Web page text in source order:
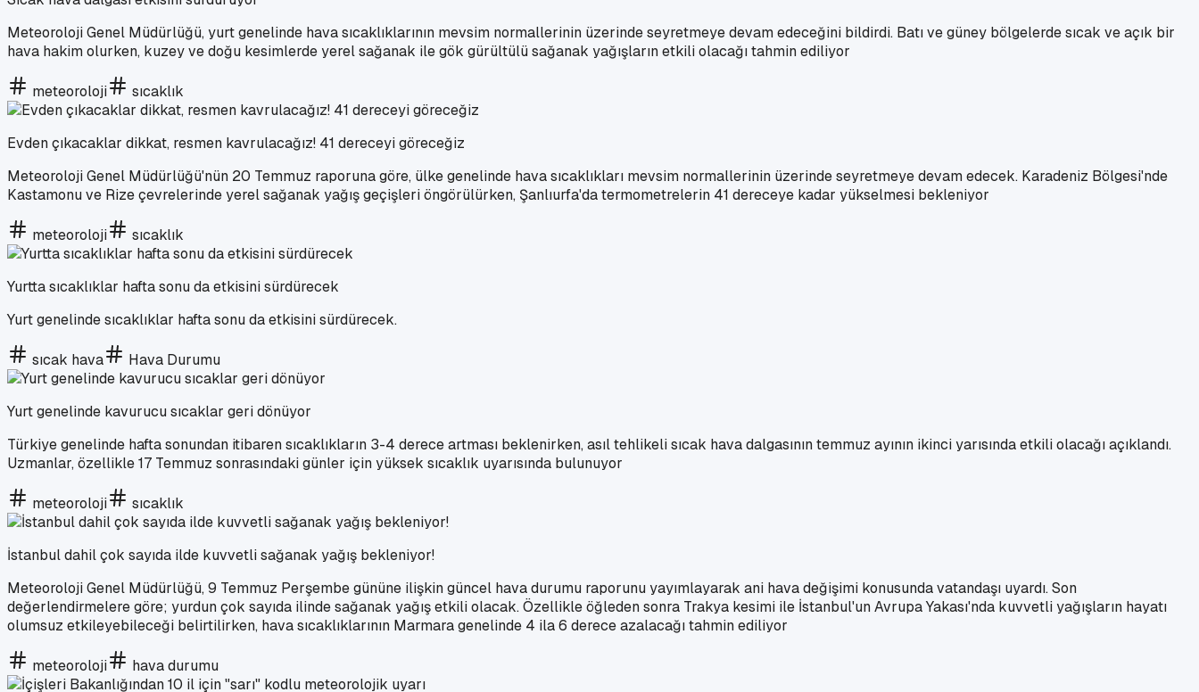
Meteoroloji Genel Müdürlüğü, yurt genelinde hava sıcaklıklarının mevsim normallerinin üzerinde seyretmeye devam edeceğini bildirdi. Batı ve güney bölgelerde sıcak ve açık bir
hava hakim olurken, kuzey ve doğu kesimlerde yerel sağanak ile gök gürültülü sağanak yağışların etkili olacağı tahmin ediliyor
meteoroloji sıcaklık
Evden çıkacaklar dikkat, resmen kavrulacağız! 41 dereceyi göreceğiz
Meteoroloji Genel Müdürlüğü'nün 20 Temmuz raporuna göre, ülke genelinde hava sıcaklıkları mevsim normallerinin üzerinde seyretmeye devam edecek. Karadeniz Bölgesi'nde
Kastamonu ve Rize çevrelerinde yerel sağanak yağış geçişleri öngörülürken, Şanlıurfa'da termometrelerin 41 dereceye kadar yükselmesi bekleniyor
meteoroloji sıcaklık
Yurtta sıcaklıklar hafta sonu da etkisini sürdürecek
Yurt genelinde sıcaklıklar hafta sonu da etkisini sürdürecek.
sıcak hava Hava Durumu
Yurt genelinde kavurucu sıcaklar geri dönüyor
Türkiye genelinde hafta sonundan itibaren sıcaklıkların 3-4 derece artması beklenirken, asıl tehlikeli sıcak hava dalgasının temmuz ayının ikinci yarısında etkili olacağı açıklandı.
Uzmanlar, özellikle 17 Temmuz sonrasındaki günler için yüksek sıcaklık uyarısında bulunuyor
meteoroloji sıcaklık
İstanbul dahil çok sayıda ilde kuvvetli sağanak yağış bekleniyor!
Meteoroloji Genel Müdürlüğü, 9 Temmuz Perşembe gününe ilişkin güncel hava durumu raporunu yayımlayarak ani hava değişimi konusunda vatandaşı uyardı. Son
değerlendirmelere göre; yurdun çok sayıda ilinde sağanak yağış etkili olacak. Özellikle öğleden sonra Trakya kesimi ile İstanbul'un Avrupa Yakası'nda kuvvetli yağışların hayatı
olumsuz etkileyebileceği belirtilirken, hava sıcaklıklarının Marmara genelinde 4 ila 6 derece azalacağı tahmin ediliyor
meteoroloji hava durumu